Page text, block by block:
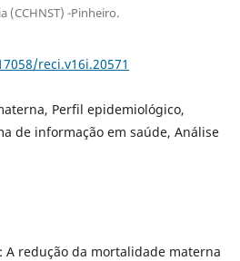
(CCHNST) -Pinheiro.
reci.v16i.20571
Perfil epidemiológico,
de informação em saúde, Análise
A redução da mortalidade materna